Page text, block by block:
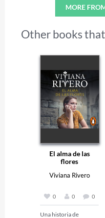
MORE
Other books
El alma de las
flores
Viviana Rivero
0 0 0
Una historia de